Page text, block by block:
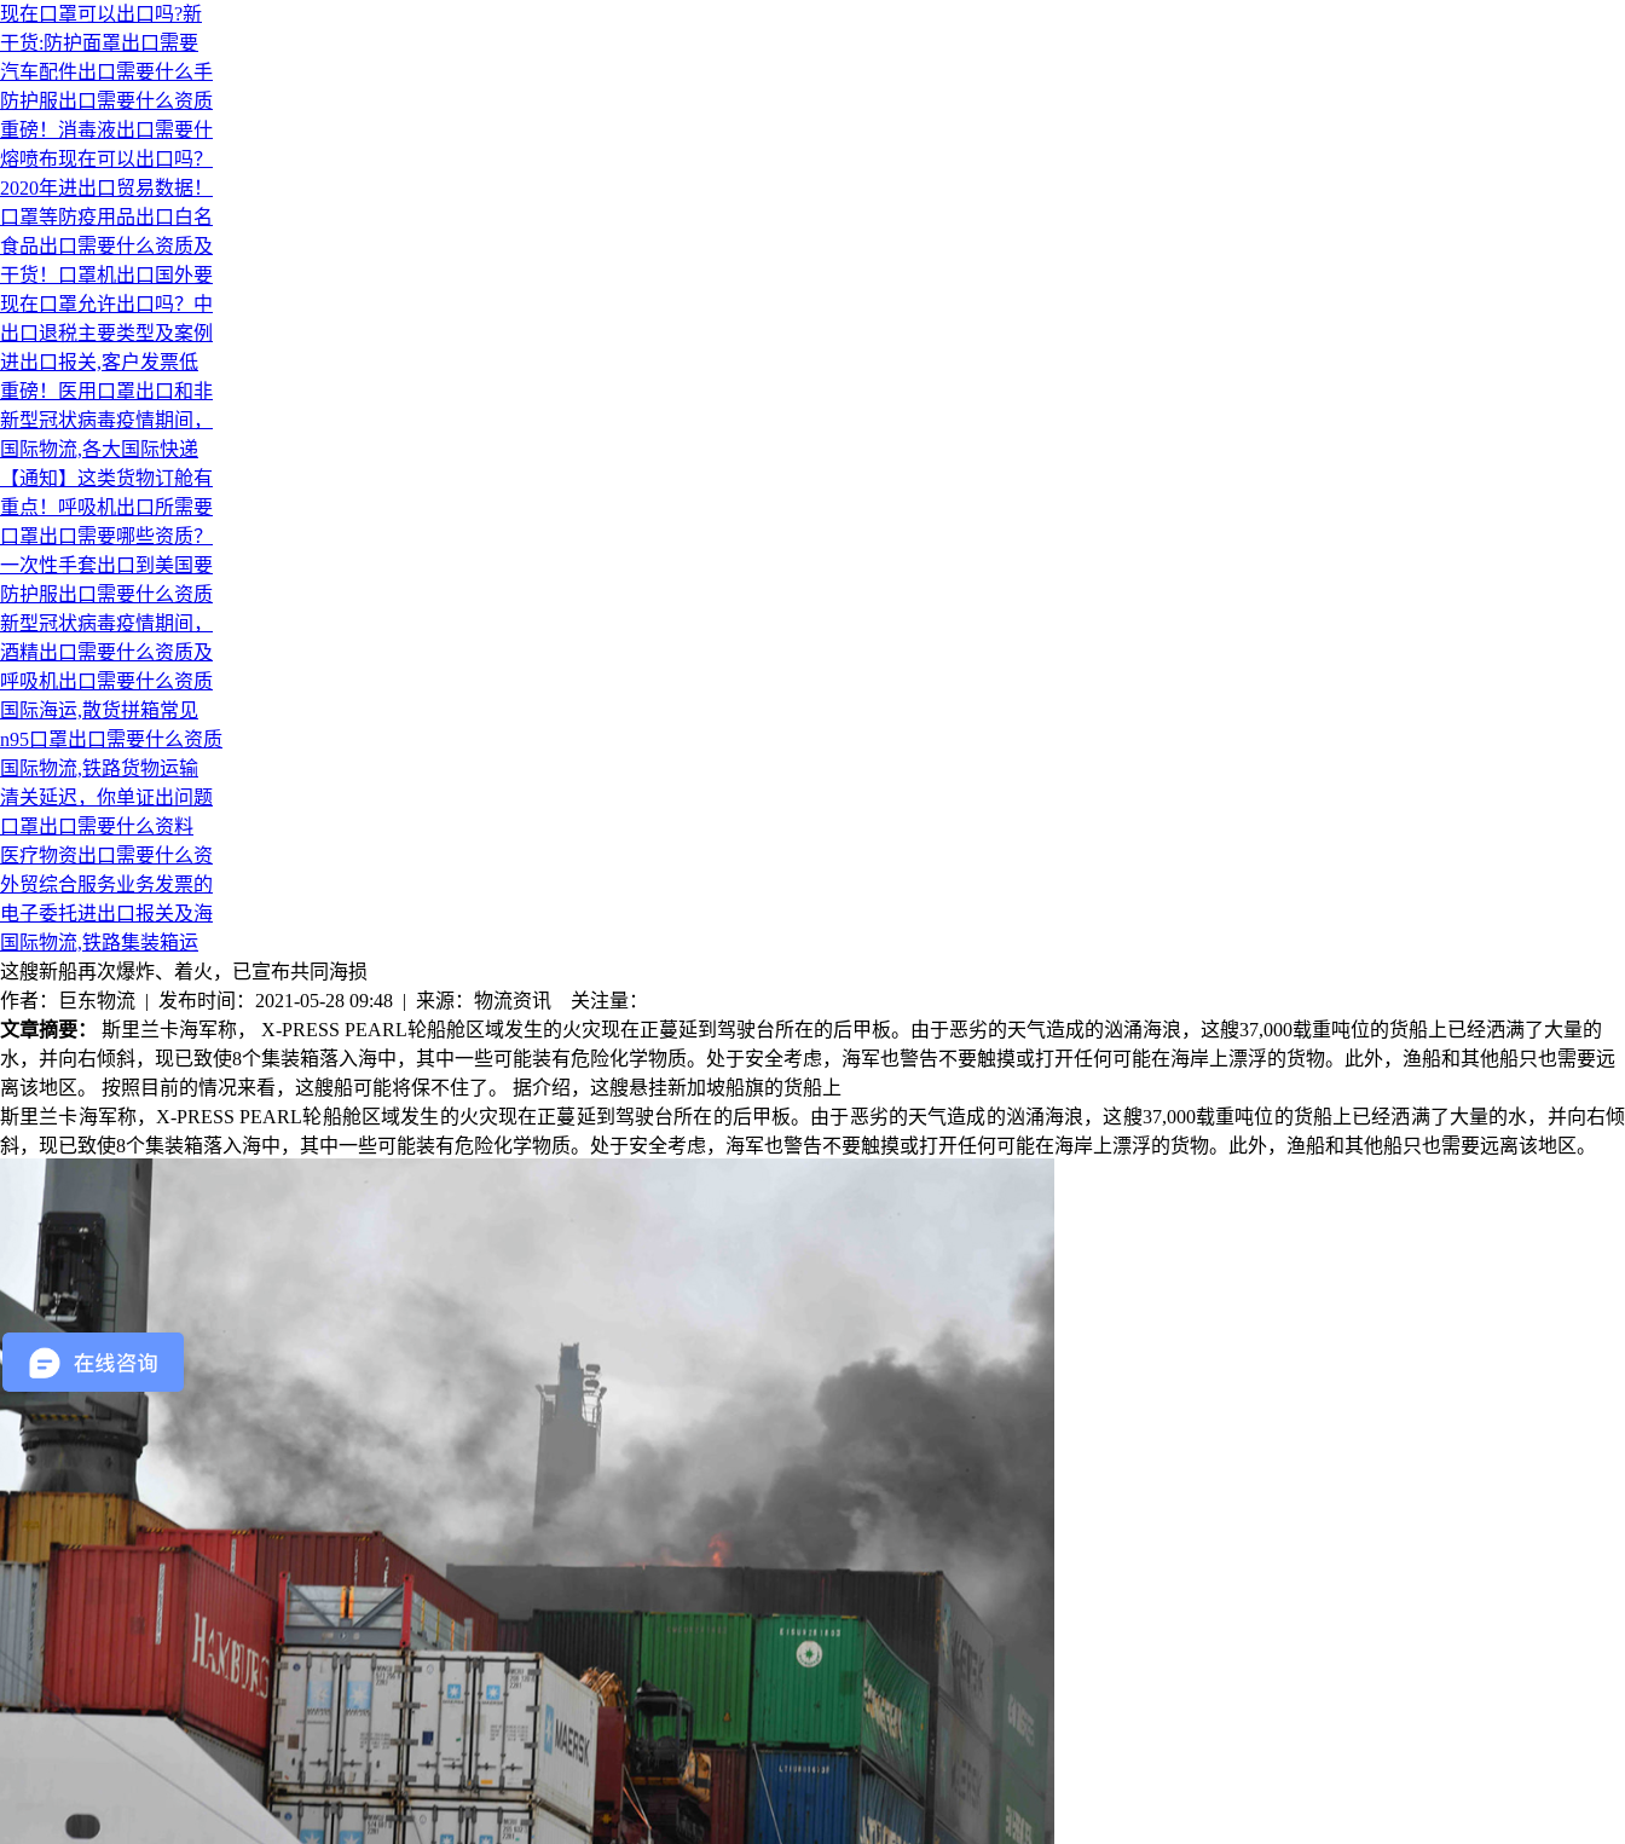
现在口罩可以出口吗?新
干货:防护面罩出口需要
汽车配件出口需要什么手
防护服出口需要什么资质
重磅！消毒液出口需要什
熔喷布现在可以出口吗？
2020年进出口贸易数据！
口罩等防疫用品出口白名
食品出口需要什么资质及
干货！口罩机出口国外要
现在口罩允许出口吗？中
出口退税主要类型及案例
进出口报关,客户发票低
重磅！医用口罩出口和非
新型冠状病毒疫情期间，
国际物流,各大国际快递
【通知】这类货物订舱有
重点！呼吸机出口所需要
口罩出口需要哪些资质？
一次性手套出口到美国要
防护服出口需要什么资质
新型冠状病毒疫情期间，
酒精出口需要什么资质及
呼吸机出口需要什么资质
国际海运,散货拼箱常见
n95口罩出口需要什么资质
国际物流,铁路货物运输
清关延迟，你单证出问题
口罩出口需要什么资料
医疗物资出口需要什么资
外贸综合服务业务发票的
电子委托进出口报关及海
国际物流,铁路集装箱运
这艘新船再次爆炸、着火，已宣布共同海损
作者：巨东物流 | 发布时间：2021-05-28 09:48 | 来源：物流资讯 关注量：
文章摘要：
斯里兰卡海军称， X-PRESS PEARL轮船舱区域发生的火灾现在正蔓延到驾驶台所在的后甲板。由于恶劣的天气造成的汹涌海浪，这艘37,000载重吨位的货船上已经洒满了大量的
水，并向右倾斜，现已致使8个集装箱落入海中，其中一些可能装有危险化学物质。处于安全考虑，海军也警告不要触摸或打开任何可能在海岸上漂浮的货物。此外，渔船和其他船只也需要远
离该地区。 按照目前的情况来看，这艘船可能将保不住了。 据介绍，这艘悬挂新加坡船旗的货船上
斯里兰卡海军称， X-PRESS PEARL轮船舱区域发生的火灾现在正蔓延到驾驶台所在的后甲板。由于恶劣的天气造成的汹涌海浪，这艘37,000载重吨位的货船上已经洒满了大量的水，并向右倾
斜，现已致使8个集装箱落入海中，其中一些可能装有危险化学物质。处于安全考虑，海军也警告不要触摸或打开任何可能在海岸上漂浮的货物。此外，渔船和其他船只也需要远离该地区。